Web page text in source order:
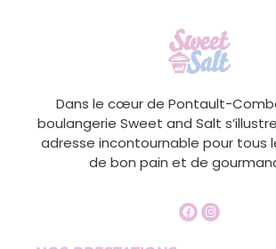
Dans le cœur de Pontault-
boulangerie Sweet and Salt
adresse incontournable pour tous
de bon pain et de